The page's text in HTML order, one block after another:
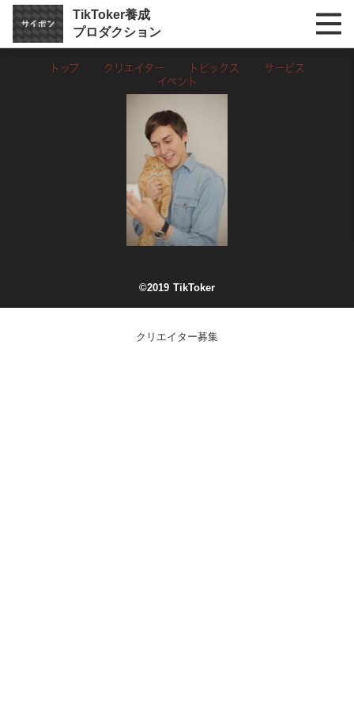
TikToker養成
プロダクション
トップ クリエイター トピックス
サービス
イベント
©2019 TikToker
クリエイター募集